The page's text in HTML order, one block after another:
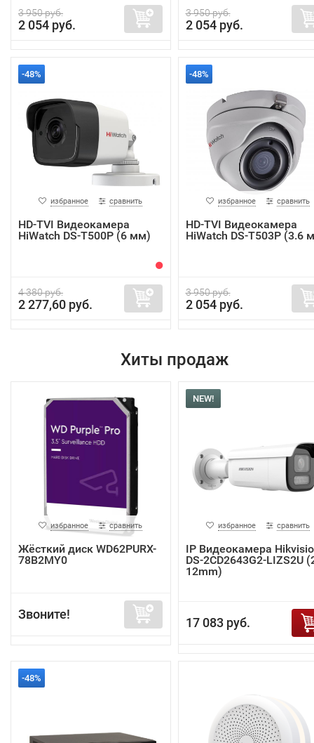
3 950 руб.
2 054 руб.
3 950 руб.
2 054 руб.
-48%
избранное сравнить
HD-TVI Видеокамера
HiWatch DS-T500P (6 мм)
4 380 руб.
2 277,60 руб.
-48%
избранное сравнить
HD-TVI Видеокамера
HiWatch DS-T503P (3.6
3 950 руб.
2 054 руб.
Хиты продаж
избранное сравнить
Жёсткий диск WD62PURX-
78B2MY0
Звоните!
NEW!
избранное сравнить
IP Видеокамера
DS-2CD2643G2-LIZS2U
12mm)
17 083 руб.
-48%